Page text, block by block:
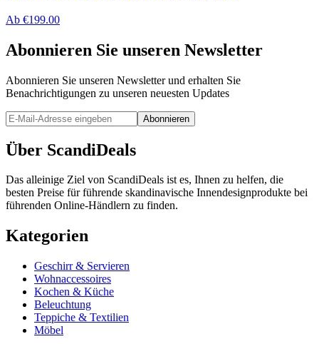
Ab €199.00
Abonnieren Sie unseren Newsletter
Abonnieren Sie unseren Newsletter und erhalten Sie
Benachrichtigungen zu unseren neuesten Updates
Abonnieren
Über ScandiDeals
Das alleinige Ziel von ScandiDeals ist es, Ihnen zu helfen, die
besten Preise für führende skandinavische Innendesignprodukte bei
führenden Online-Händlern zu finden.
Kategorien
Geschirr & Servieren
Wohnaccessoires
Kochen & Küche
Beleuchtung
Teppiche & Textilien
Möbel